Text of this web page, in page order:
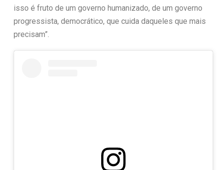
isso é fruto de um governo humanizado, de um governo
progressista, democrático, que cuida daqueles que mais
precisam”.